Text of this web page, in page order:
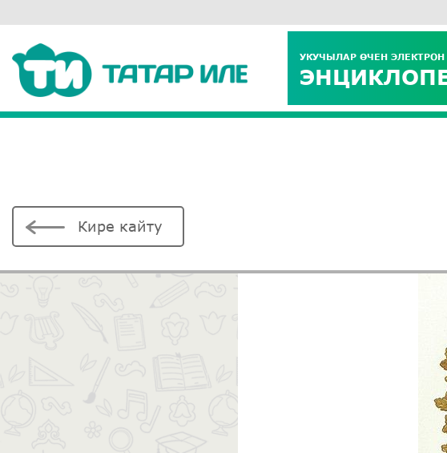
УКУЧЫЛАР ӨЧЕН ЭЛЕКТРОН
Кире кайту